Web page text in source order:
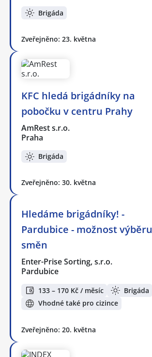
Brigáda
Zveřejněno: 23. května
KFC hledá brigádníky na
pobočku v centru Prahy
AmRest s.r.o.
Praha
Brigáda
Zveřejněno: 30. května
Hledáme brigádníky! -
Pardubice - možnost výběru
směn
Enter-Prise Sorting, s.r.o.
Pardubice
133 – 170 Kč / měsíc
Brigáda
Vhodné také pro cizince
Zveřejněno: 20. května